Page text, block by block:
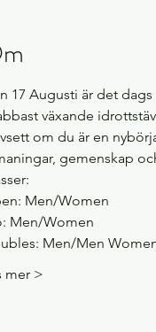
17 Augusti är det
växande
om du är en
gemenskap
Men/Women
Men/Women
Men/Men
mer >